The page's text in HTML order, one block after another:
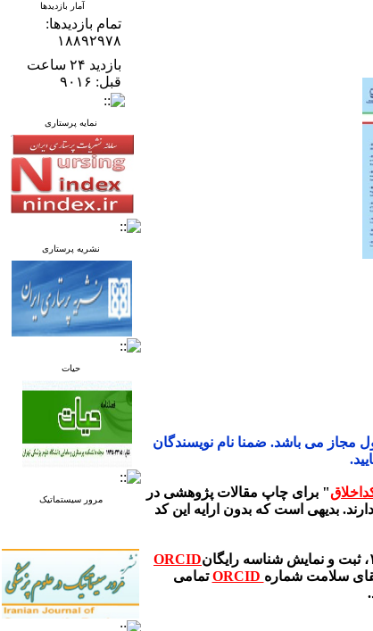
مجاز می باشد. ضمنا نام نویسندگان
" برای چاپ مقالات پژوهشی در
بدیهی است که بدون ارایه این کد
ORCID
سلامت شماره ORCID تمامی
.
آمار بازدیدها
تمام بازدید‌ها:
۱۸۸۹۲۹۷۸
بازدید ۲۴ ساعت
قبل: ۹۰۱۶
نمایه پرستاری
نشریه پرستاری
حیات
مرور سیستماتیک